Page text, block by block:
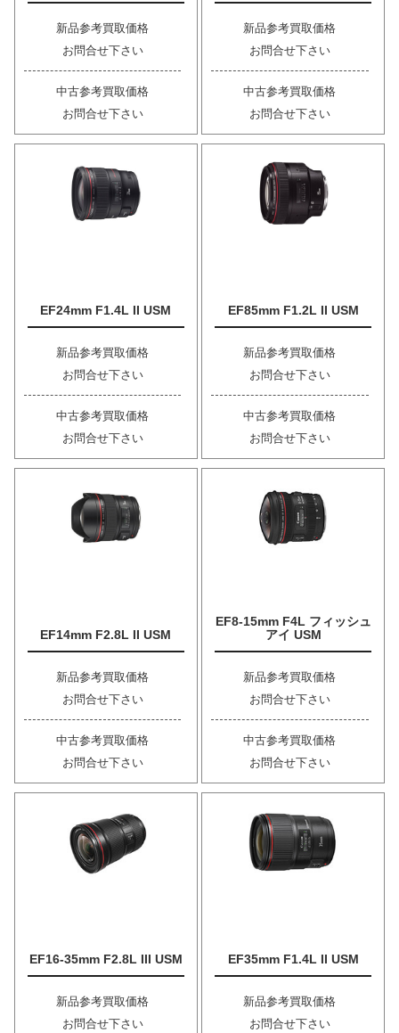
新品参考買取価格
お問合せ下さい
中古参考買取価格
お問合せ下さい
新品参考買取価格
お問合せ下さい
中古参考買取価格
お問合せ下さい
EF24mm F1.4L II USM
新品参考買取価格
お問合せ下さい
中古参考買取価格
お問合せ下さい
EF85mm F1.2L II USM
新品参考買取価格
お問合せ下さい
中古参考買取価格
お問合せ下さい
EF14mm F2.8L II USM
新品参考買取価格
お問合せ下さい
中古参考買取価格
お問合せ下さい
EF8-15mm F4L フィッシュ
アイ USM
新品参考買取価格
お問合せ下さい
中古参考買取価格
お問合せ下さい
EF16-35mm F2.8L III USM
新品参考買取価格
お問合せ下さい
EF35mm F1.4L II USM
新品参考買取価格
お問合せ下さい